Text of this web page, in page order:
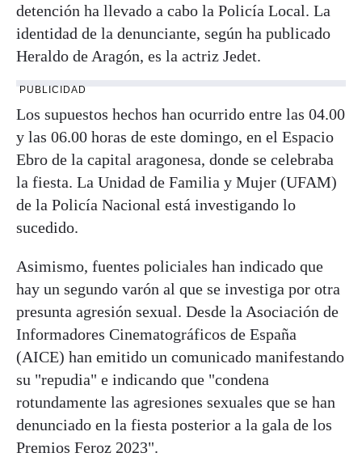
detención ha llevado a cabo la Policía Local. La
identidad de la denunciante, según ha publicado
Heraldo de Aragón, es la actriz Jedet.
PUBLICIDAD
Los supuestos hechos han ocurrido entre las 04.00
y las 06.00 horas de este domingo, en el Espacio
Ebro de la capital aragonesa, donde se celebraba
la fiesta. La Unidad de Familia y Mujer (UFAM)
de la Policía Nacional está investigando lo
sucedido.
Asimismo, fuentes policiales han indicado que
hay un segundo varón al que se investiga por otra
presunta agresión sexual. Desde la Asociación de
Informadores Cinematográficos de España
(AICE) han emitido un comunicado manifestando
su "repudia" e indicando que "condena
rotundamente las agresiones sexuales que se han
denunciado en la fiesta posterior a la gala de los
Premios Feroz 2023".